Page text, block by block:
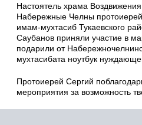
Настоятель храма
Набережные Челны
имам-мухтасиб Тукаевского
Саубанов приняли участие в
подарили от
мухтасибата ноутбук
Протоиерей Сергий
мероприятия за возможность